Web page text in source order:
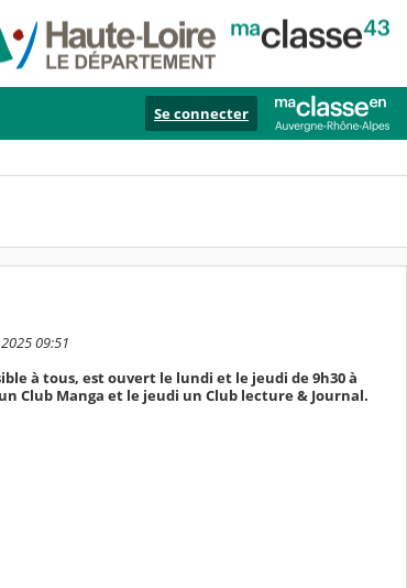
Se connecter
09:51
à tous, est ouvert le lundi et le jeudi de 9h30 à
Club Manga et le jeudi un Club lecture & Journal.